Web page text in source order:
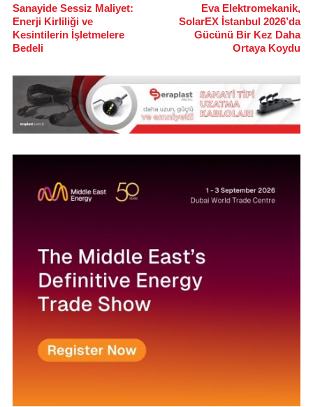
Sanayide Sessiz Maliyet:
Enerji Kirliliği ve
Kesintilerin İşletmelere
Bedeli
Eva Elektromekanik,
SolarEX İstanbul 2026’da
Gücünü Bir Kez Daha
Ortaya Koydu